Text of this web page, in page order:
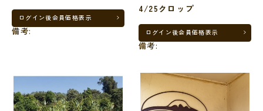
ログイン後会員価格表示
備考:
4/25クロップ
ログイン後会員価格表示
備考: